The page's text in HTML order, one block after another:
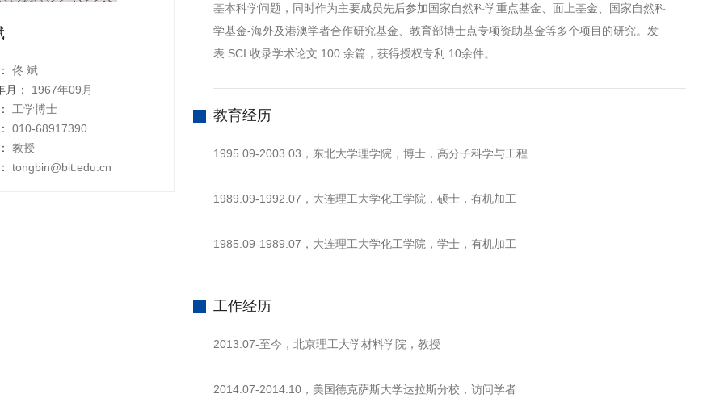
佟 斌
月：
1967年09月
工学博士
010-68917390
教授
tongbin@bit.edu.cn
基本科学问题，同时作为主要成员先后参加国家自然科学重点基金、面上基金、国家自然科
学基金-海外及港澳学者合作研究基金、教育部博士点专项资助基金等多个项目的研究。发
表 SCI 收录学术论文 100 余篇，获得授权专利 10余件。
教育经历
1995.09-2003.03，东北大学理学院，博士，高分子科学与工程
1989.09-1992.07，大连理工大学化工学院，硕士，有机加工
1985.09-1989.07，大连理工大学化工学院，学士，有机加工
工作经历
2013.07-至今，北京理工大学材料学院，教授
2014.07-2014.10，美国德克萨斯大学达拉斯分校，访问学者